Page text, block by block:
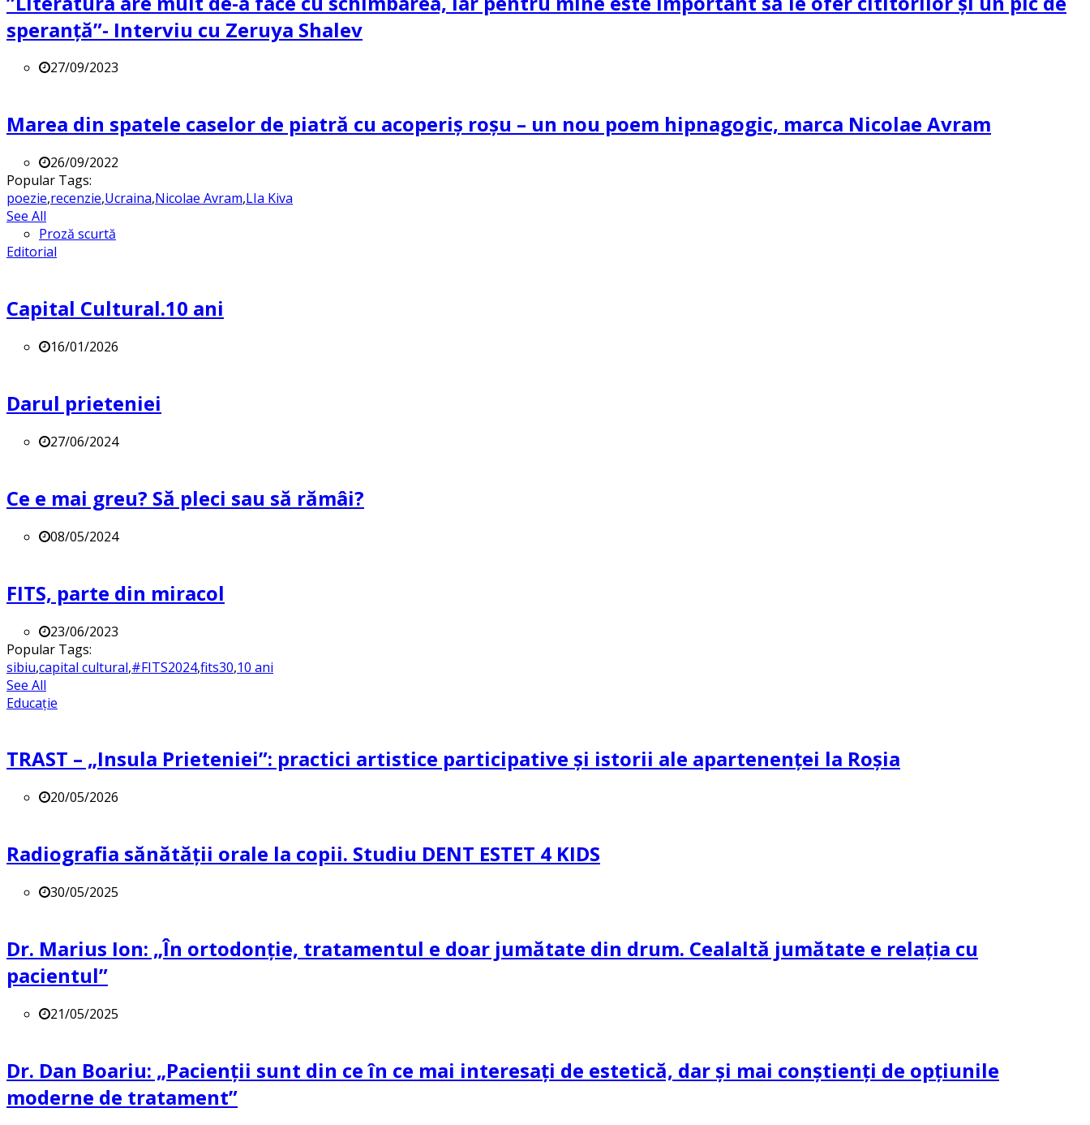
speranță”- Interviu cu Zeruya Shalev
27/09/2023
Marea din spatele caselor de piatră cu acoperiș roșu – un nou poem hipnagogic, marca Nicolae Avram
26/09/2022
Popular Tags:
poezie,recenzie,Ucraina,Nicolae Avram,LIa Kiva
See All
Proză scurtă
Editorial
Capital Cultural.10 ani
16/01/2026
Darul prieteniei
27/06/2024
Ce e mai greu? Să pleci sau să rămâi?
08/05/2024
FITS, parte din miracol
23/06/2023
Popular Tags:
sibiu,capital cultural,#FITS2024,fits30,10 ani
See All
Educație
TRAST – „Insula Prieteniei”: practici artistice participative și istorii ale apartenenței la Roșia
20/05/2026
Radiografia sănătății orale la copii. Studiu DENT ESTET 4 KIDS
30/05/2025
Dr. Marius Ion: „În ortodonție, tratamentul e doar jumătate din drum. Cealaltă jumătate e relația cu
pacientul”
21/05/2025
Dr. Dan Boariu: „Pacienții sunt din ce în ce mai interesați de estetică, dar și mai conștienți de opțiunile
moderne de tratament”